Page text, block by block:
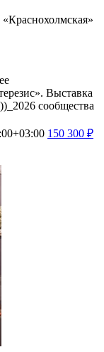
«Краснохолмская»
Выставка
сообщества
150 300 ₽